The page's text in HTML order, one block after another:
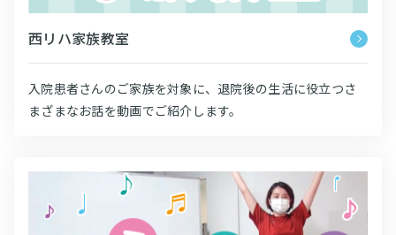
西リハ家族教室
入院患者さんのご家族を対象に、退院後の生活に役立つさ
まざまなお話を動画でご紹介します。